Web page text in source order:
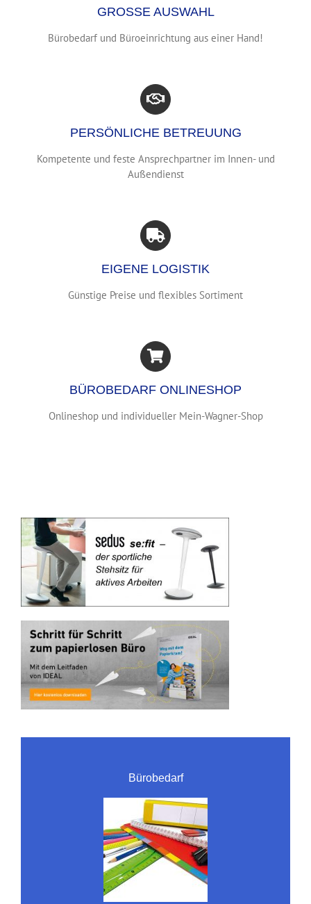
GROSSE AUSWAHL
Bürobedarf und Büroeinrichtung aus einer Hand!
PERSÖNLICHE BETREUUNG
Kompetente und feste Ansprechpartner im Innen- und
Außendienst
EIGENE LOGISTIK
Günstige Preise und flexibles Sortiment
BÜROBEDARF ONLINESHOP
Onlineshop und individueller Mein-Wagner-Shop
Bürobedarf